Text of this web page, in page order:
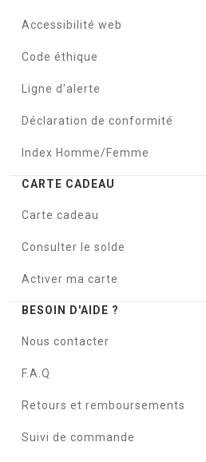
Accessibilité web
Code éthique
Ligne d'alerte
Déclaration de conformité
Index Homme/Femme
CARTE CADEAU
Carte cadeau
Consulter le solde
Activer ma carte
BESOIN D'AIDE ?
Nous contacter
F.A.Q
Retours et remboursements
Suivi de commande